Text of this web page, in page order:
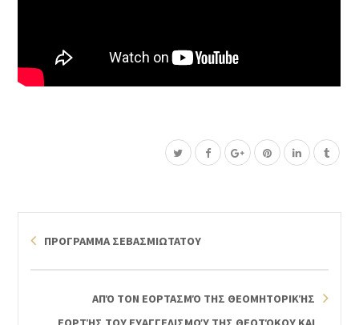
ΠΡΟΓΡΑΜΜΑ ΣΕΒΑΣΜΙΩΤΑΤΟΥ
ΑΠΌ ΤΟΝ ΕΟΡΤΑΣΜΌ ΤΗΣ ΘΕΟΜΗΤΟΡΙΚΉΣ